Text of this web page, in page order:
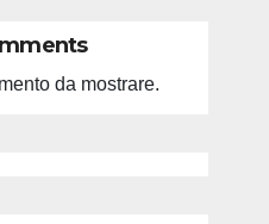
da mostrare.